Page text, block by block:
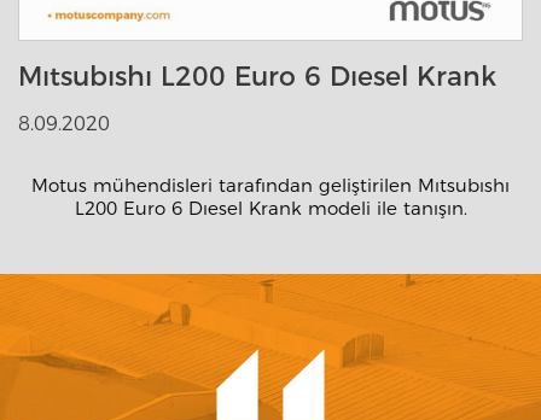
Mıtsubıshı L200 Euro 6 Dıesel Krank
8.09.2020
Motus mühendisleri tarafından geliştirilen Mıtsubıshı
L200 Euro 6 Dıesel Krank modeli ile tanışın.